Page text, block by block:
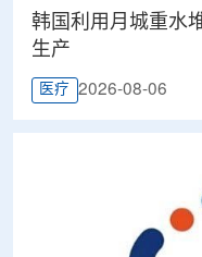
韩国利用月城重水
生产
医疗 2026-08-06